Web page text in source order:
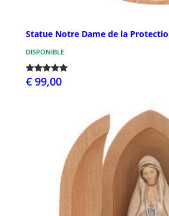
Statue Notre Dame de la
DISPONIBLE
€ 99,00